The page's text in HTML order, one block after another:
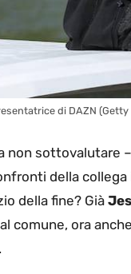
di DAZN (Getty
non sottovalutare
della
della fine? Già
comune, ora anche